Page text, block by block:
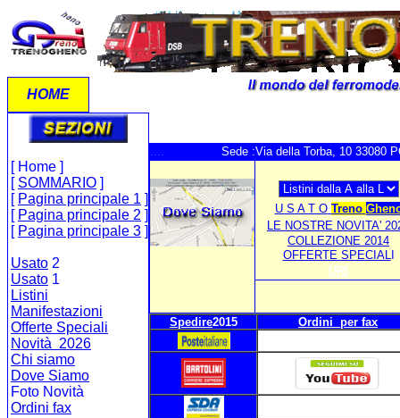
HOME
[ Home ]
[ SOMMARIO ]
[ Pagina principale 1 ]
[ Pagina principale 2 ]
[ Pagina principale 3 ]
Usato 2
Usato 1
Listini
Manifestazioni
Offerte Speciali
Novità 2026
Chi siamo
Dove Siamo
Foto Novità
Ordini fax
.... Sede :Via della Torba, 10 33080
U S A T O Treno
LE NOSTRE NOVITA'
COLLEZIONE 2014
OFFERTE SPECIALI
URI
Spedire2015 Ordini per fax